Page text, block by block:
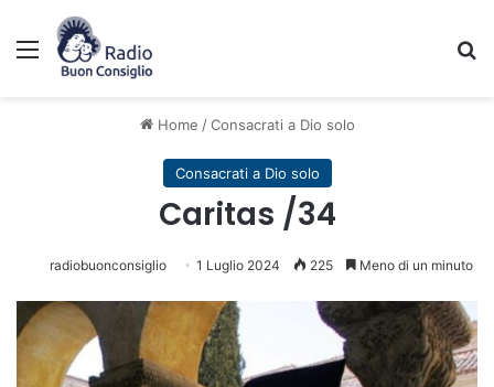
Menu
Home / Consacrati a Dio solo
Consacrati a Dio solo
Caritas /34
radiobuonconsiglio 1 Luglio 2024 225 Meno di un minuto